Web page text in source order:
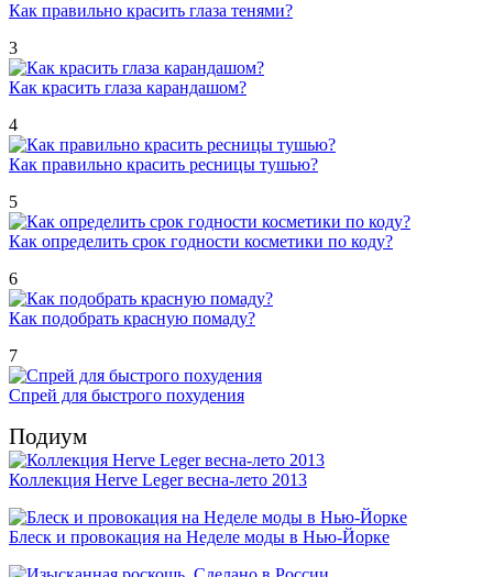
Как правильно красить глаза тенями?
3
Как красить глаза карандашом?
4
Как правильно красить ресницы тушью?
5
Как определить срок годности косметики по коду?
6
Как подобрать красную помаду?
7
Спрей для быстрого похудения
Подиум
Коллекция Herve Leger весна-лето 2013
Блеск и провокация на Неделе моды в Нью-Йорке